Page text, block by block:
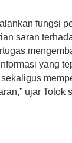
fungsi
saran
yang
ujar Totok